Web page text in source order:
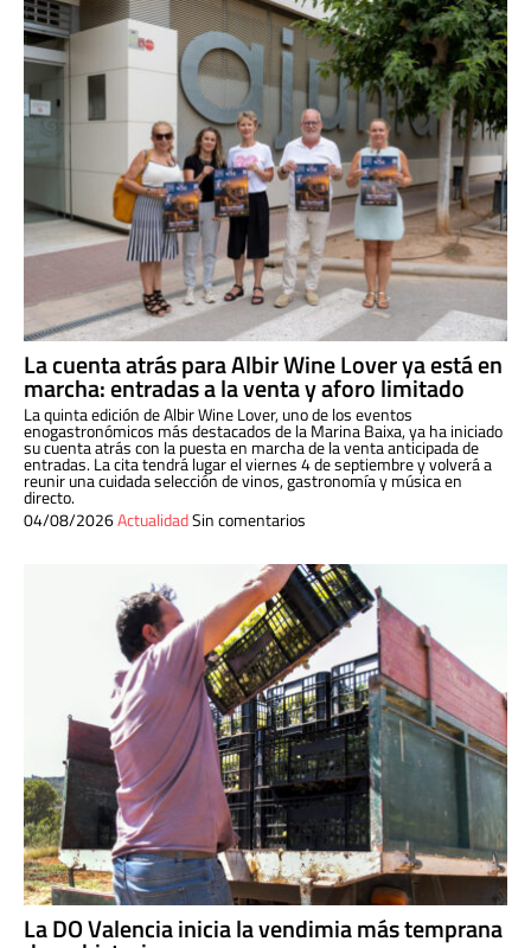
La cuenta atrás para Albir Wine Lover ya está en
marcha: entradas a la venta y aforo limitado
La quinta edición de Albir Wine Lover, uno de los eventos
enogastronómicos más destacados de la Marina Baixa, ya ha iniciado
su cuenta atrás con la puesta en marcha de la venta anticipada de
entradas. La cita tendrá lugar el viernes 4 de septiembre y volverá a
reunir una cuidada selección de vinos, gastronomía y música en
directo.
04/08/2026ActualidadSin comentarios
La DO Valencia inicia la vendimia más temprana